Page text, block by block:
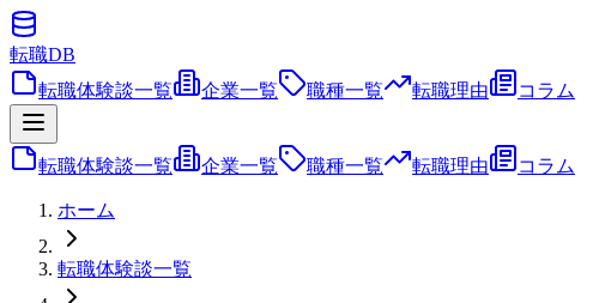
転職DB
転職体験談一覧
企業一覧 職種一覧 転職理由 コラム
転職体験談一覧 企業一覧 職種一覧 転職理由 コラム
ホーム
転職体験談一覧